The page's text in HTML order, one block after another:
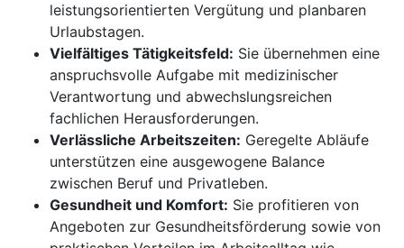
leistungsorientierten Vergütung und planbaren
Urlaubstagen.
Vielfältiges Tätigkeitsfeld: Sie übernehmen eine
anspruchsvolle Aufgabe mit medizinischer
Verantwortung und abwechslungsreichen
fachlichen Herausforderungen.
Verlässliche Arbeitszeiten: Geregelte Abläufe
unterstützen eine ausgewogene Balance
zwischen Beruf und Privatleben.
Gesundheit und Komfort: Sie profitieren von
Angeboten zur Gesundheitsförderung sowie von